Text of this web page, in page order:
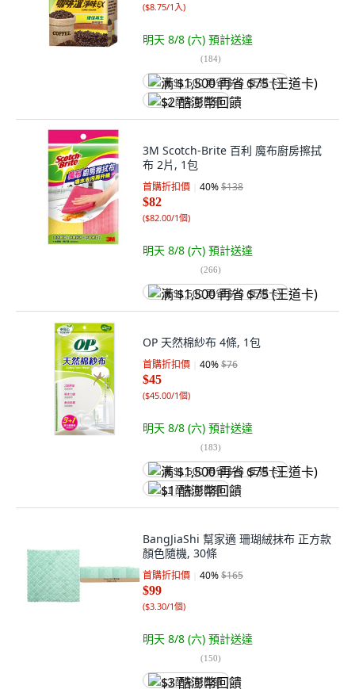
($8.75/1入)
明天 8/8 (六) 預計送達
(184)
满 $1,500 再省 $75 (王道卡)
$2 酷澎幣回饋
3M Scotch-Brite 百利 魔布廚房擦拭
布 2片, 1包
首購折扣價 40%$138
$82
($82.00/1個)
明天 8/8 (六) 預計送達
(266)
满 $1,500 再省 $75 (王道卡)
OP 天然棉紗布 4條, 1包
首購折扣價 40%$76
$45
($45.00/1個)
明天 8/8 (六) 預計送達
(183)
满 $1,500 再省 $75 (王道卡)
$1 酷澎幣回饋
BangJiaShi 幫家適 珊瑚絨抹布 正方款
顏色隨機, 30條
首購折扣價 40%$165
$99
($3.30/1個)
明天 8/8 (六) 預計送達
(150)
$3 酷澎幣回饋